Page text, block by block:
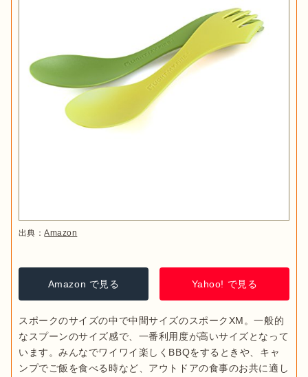
出典：Amazon
Amazon で見る Yahoo! で見る
スポークのサイズの中で中間サイズのスポークXM。一般的
なスプーンのサイズ感で、一番利用度が高いサイズとなって
います。みんなでワイワイ楽しくBBQをするときや、キャ
ンプでご飯を食べる時など、アウトドアの食事のお共に適し